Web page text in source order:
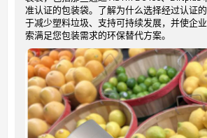
准认证的包装袋。了解为什么选择经过认证
于减少塑料垃圾、支持可持续发展，并使企
索满足您包装需求的环保替代方案。